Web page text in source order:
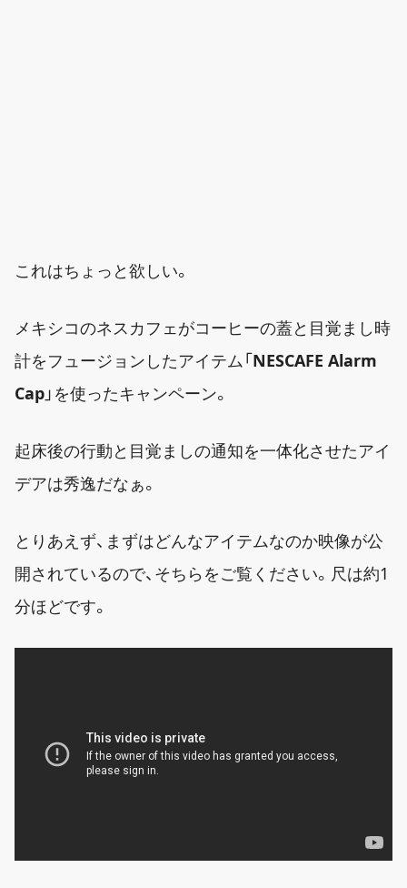
これはちょっと欲しい。
メキシコのネスカフェがコーヒーの蓋と目覚まし時
計をフュージョンしたアイテム「NESCAFE Alarm
Cap」を使ったキャンペーン。
起床後の行動と目覚ましの通知を一体化させたアイ
デアは秀逸だなぁ。
とりあえず、まずはどんなアイテムなのか映像が公
開されているので、そちらをご覧ください。尺は約1
分ほどです。